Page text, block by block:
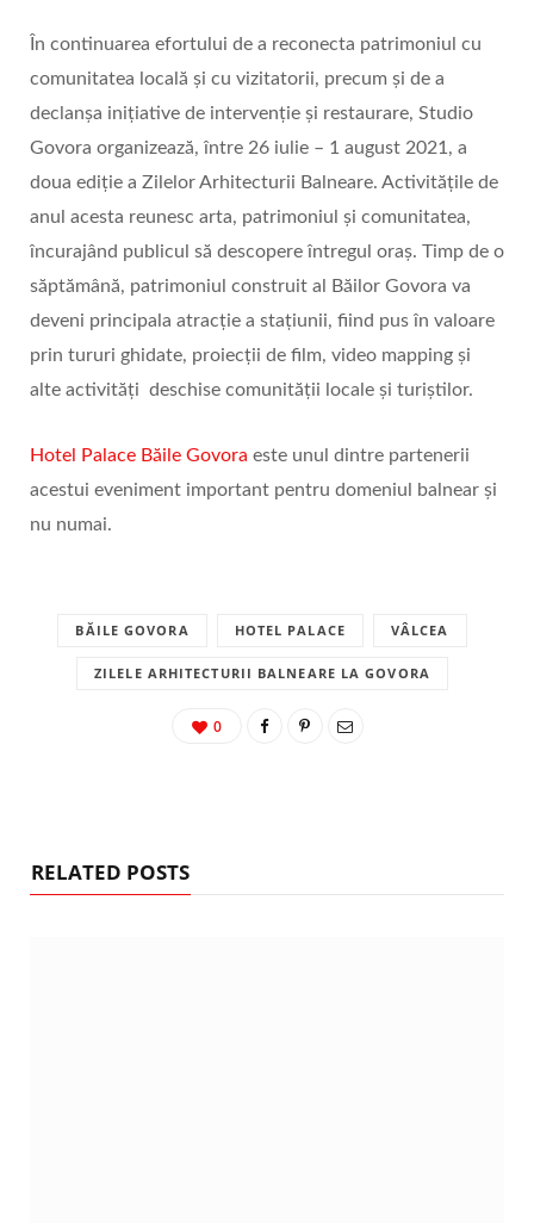
În continuarea efortului de a reconecta patrimoniul cu
comunitatea locală și cu vizitatorii, precum și de a
declanșa inițiative de intervenție și restaurare, Studio
Govora organizează, între 26 iulie – 1 august 2021, a
doua ediție a Zilelor Arhitecturii Balneare. Activitățile de
anul acesta reunesc arta, patrimoniul și comunitatea,
încurajând publicul să descopere întregul oraș. Timp de o
săptămână, patrimoniul construit al Băilor Govora va
deveni principala atracție a stațiunii, fiind pus în valoare
prin tururi ghidate, proiecții de film, video mapping și
alte activități deschise comunității locale și turiștilor.
Hotel Palace Băile Govora este unul dintre partenerii
acestui eveniment important pentru domeniul balnear și
nu numai.
BĂILE GOVORA HOTEL PALACE VÂLCEA
ZILELE ARHITECTURII BALNEARE LA GOVORA
0
RELATED POSTS